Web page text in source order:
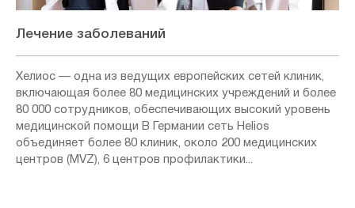
Лечение заболеваний
Хелиос — одна из ведущих европейских сетей клиник,
включающая более 80 медицинских учреждений и более
80 000 сотрудников, обеспечивающих высокий уровень
медицинской помощи В Германии сеть Helios
объединяет более 80 клиник, около 200 медицинских
центров (MVZ), 6 центров профилактики...